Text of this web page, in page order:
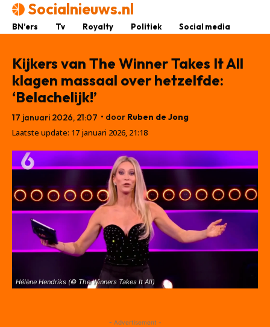
Socialnieuws.nl
BN’ers Tv Royalty Politiek Social media
Kijkers van The Winner Takes It All
klagen massaal over hetzelfde:
‘Belachelijk!’
17 januari 2026, 21:07 • door Ruben de Jong
Laatste update: 17 januari 2026, 21:18
Hélène Hendriks (© The Winners Takes It All)
- Advertisement -